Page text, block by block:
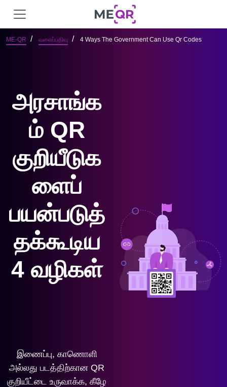
ME-QR வலைப்பதிவு 4 Ways The Government Can Use Qr Codes
அரசாங்க
ம் QR
குறியீடுக
ளைப்
பயன்படுத்
தக்கூடிய
4 வழிகள்
இணைப்பு, காணொளி
அல்லது படத்திற்கான QR
குறியீட்டை உருவாக்க, கீழே